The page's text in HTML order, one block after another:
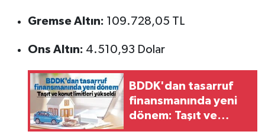
Gremse Altın: 109.728,05 TL
Ons Altın: 4.510,93 Dolar
BDDK'dan tasarruf
finansmanında yeni
dönem: Taşıt ve
konut limitleri